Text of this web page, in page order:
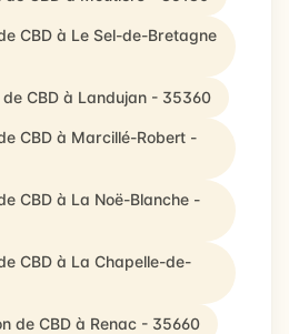
CBD à Le Sel-de-Bretagne
CBD à Landujan - 35360
CBD à Marcillé-Robert -
CBD à La Noë-Blanche -
CBD à La Chapelle-de-
de CBD à Renac - 35660